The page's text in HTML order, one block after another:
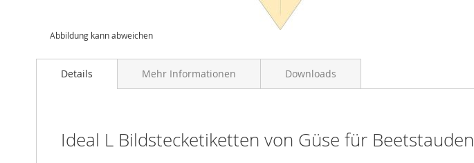
Abbildung kann abweichen
Details
Ideal L Bildstecketiketten von Güse für Beetstauden
Mehr Informationen Downloads